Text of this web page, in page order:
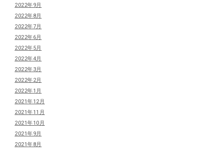
2022年9月
2022年8月
2022年7月
2022年6月
2022年5月
2022年4月
2022年3月
2022年2月
2022年1月
2021年12月
2021年11月
2021年10月
2021年9月
2021年8月